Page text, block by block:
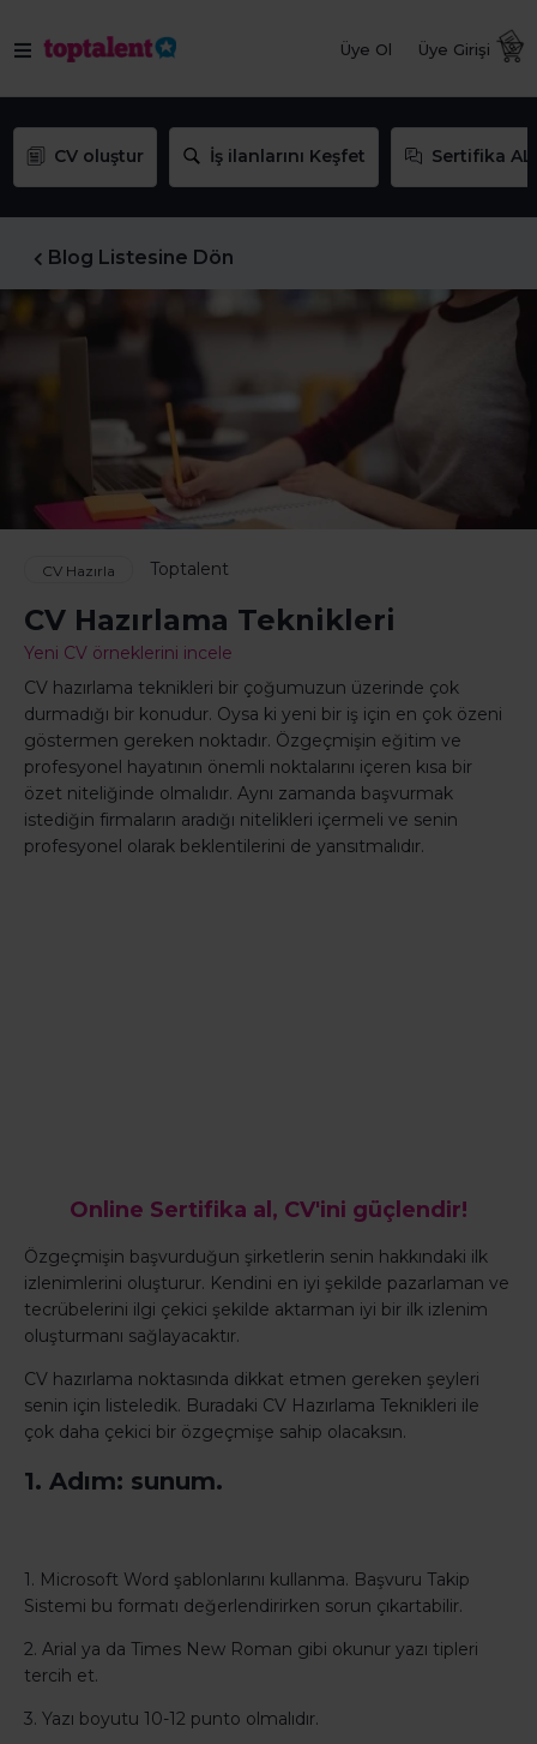
Üye Ol Üye Girişi
CV oluştur İş ilanlarını Keşfet Sertifika AL
Blog Listesine Dön
CV Hazırla Toptalent
CV Hazırlama Teknikleri
Yeni CV örneklerini incele
CV hazırlama teknikleri bir çoğumuzun üzerinde çok
durmadığı bir konudur. Oysa ki yeni bir iş için en çok özeni
göstermen gereken noktadır. Özgeçmişin eğitim ve
profesyonel hayatının önemli noktalarını içeren kısa bir
özet niteliğinde olmalıdır. Aynı zamanda başvurmak
istediğin firmaların aradığı nitelikleri içermeli ve senin
profesyonel olarak beklentilerini de yansıtmalıdır.
Online Sertifika al, CV'ini güçlendir!
Özgeçmişin başvurduğun şirketlerin senin hakkındaki ilk
izlenimlerini oluşturur. Kendini en iyi şekilde pazarlaman ve
tecrübelerini ilgi çekici şekilde aktarman iyi bir ilk izlenim
oluşturmanı sağlayacaktır.
CV hazırlama noktasında dikkat etmen gereken şeyleri
senin için listeledik. Buradaki CV Hazırlama Teknikleri ile
çok daha çekici bir özgeçmişe sahip olacaksın.
1. Adım: sunum.
1. Microsoft Word şablonlarını kullanma. Başvuru Takip
Sistemi bu formatı değerlendirirken sorun çıkartabilir.
2. Arial ya da Times New Roman gibi okunur yazı tipleri
tercih et.
3. Yazı boyutu 10-12 punto olmalıdır.